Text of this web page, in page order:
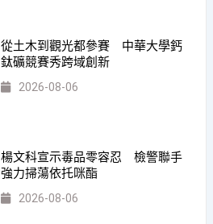
從土木到觀光都參賽 中華大學鈣
鈦礦競賽秀跨域創新
2026-08-06
楊文科宣示毒品零容忍 檢警聯手
強力掃蕩依托咪酯
2026-08-06